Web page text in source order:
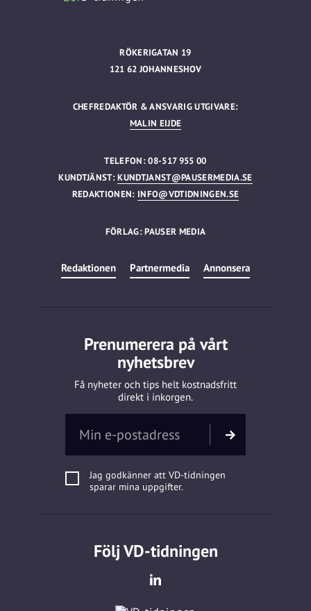
RÖKERIGATAN 19
121 62 JOHANNESHOV
CHEFREDAKTÖR & ANSVARIG UTGIVARE:
MALIN EIJDE
TELEFON: 08-517 955 00
KUNDTJÄNST:KUNDTJANST@PAUSERMEDIA.SE
REDAKTIONEN: INFO@VDTIDNINGEN.SE
FÖRLAG: PAUSER MEDIA
Redaktionen Partnermedia Annonsera
Prenumerera på vårt
nyhetsbrev
Få nyheter och tips helt kostnadsfritt
direkt i inkorgen.
Jag godkänner att VD-tidningen
sparar mina uppgifter.
Följ VD-tidningen